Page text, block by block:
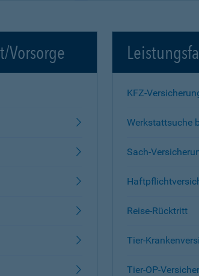
Vorsorge
KFZ-
Werkstattsuche
Sach-
Reise-Rücktritt
Tier-
Tier-OP-